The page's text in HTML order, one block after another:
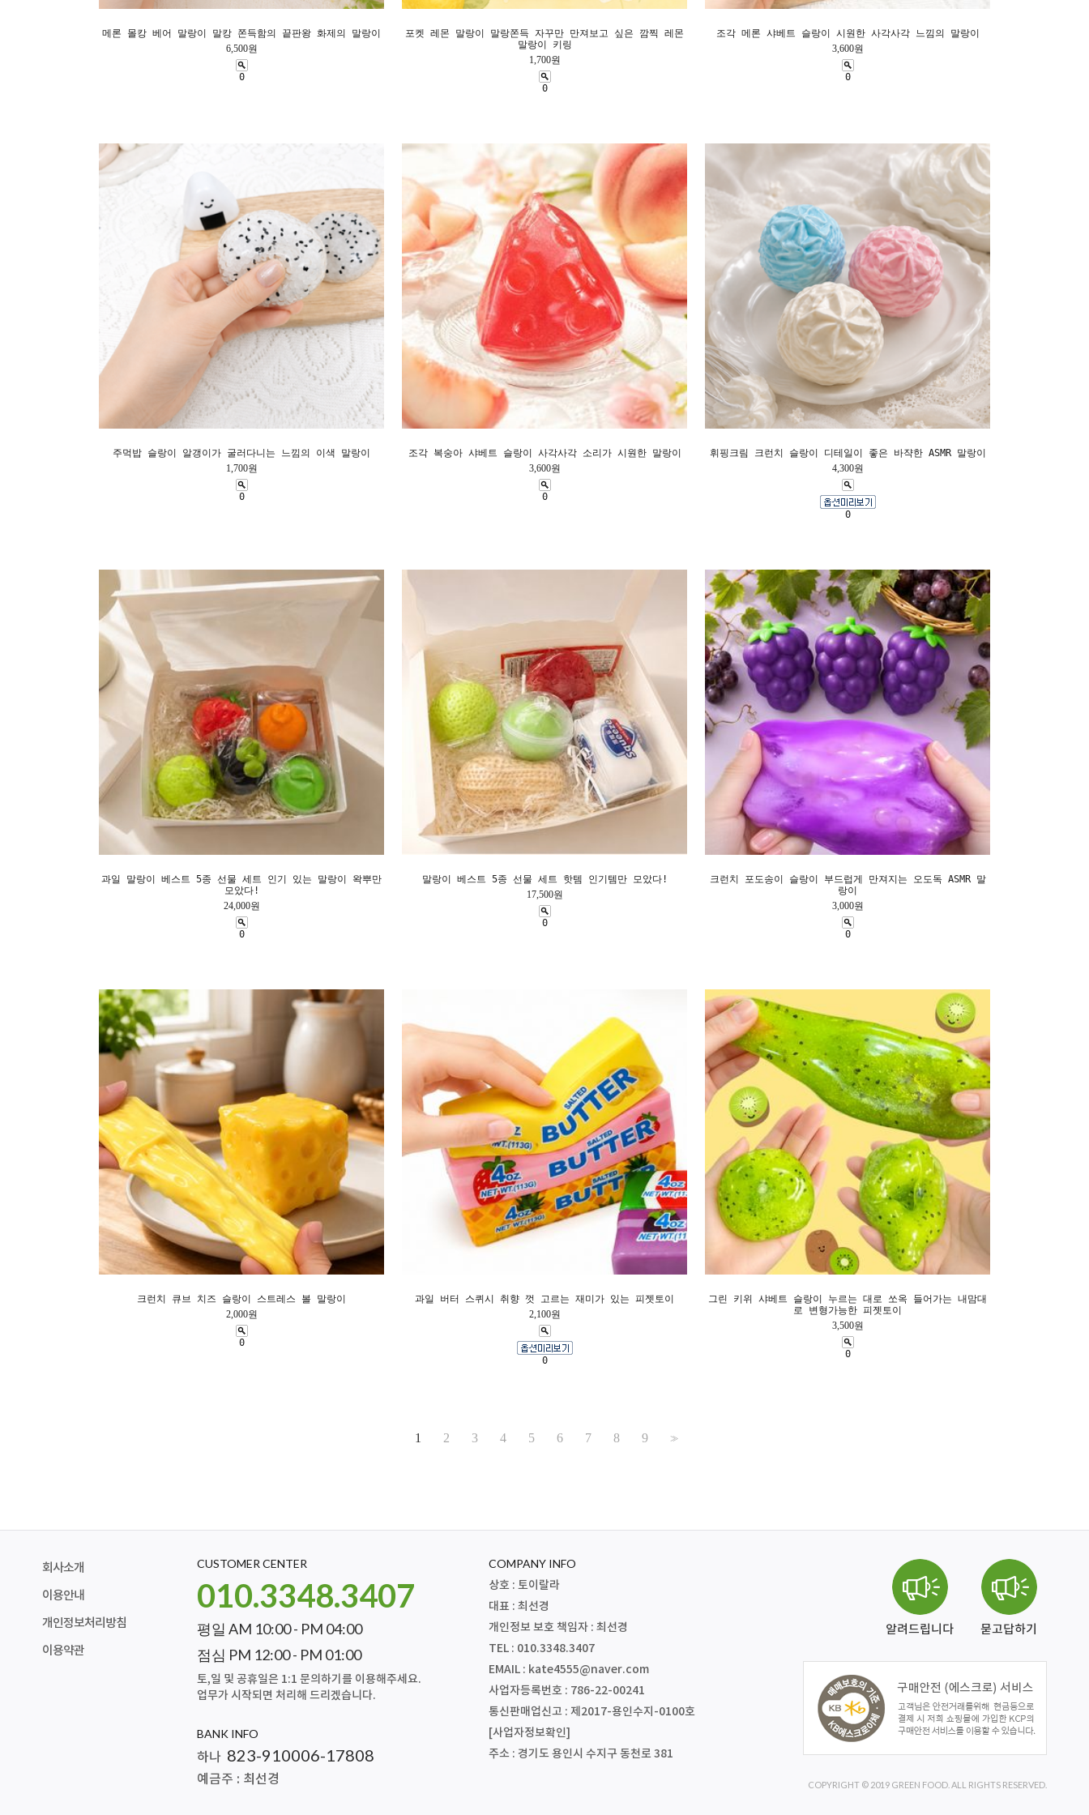
메론 몰캉 베어 말랑이 말캉 쫀득함의 끝판왕 화제의 말랑이
6,500원
0
포켓 레몬 말랑이 말랑쫀득 자꾸만 만져보고 싶은 깜찍 레몬
말랑이 키링
1,700원
0
조각 메론 샤베트 슬랑이 시원한 사각사각 느낌의 말랑이
3,600원
0
주먹밥 슬랑이 알갱이가 굴러다니는 느낌의 이색 말랑이
1,700원
0
조각 복숭아 샤베트 슬랑이 사각사각 소리가 시원한 말랑이
3,600원
0
휘핑크림 크런치 슬랑이 디테일이 좋은 바쟉한 ASMR 말랑이
4,300원
0
과일 말랑이 베스트 5종 선물 세트 인기 있는 말랑이 왁뿌만
모았다!
24,000원
0
말랑이 베스트 5종 선물 세트 핫템 인기템만 모았다!
17,500원
0
크런치 포도송이 슬랑이 부드럽게 만져지는 오도독 ASMR 말
랑이
3,000원
0
크런치 큐브 치즈 슬랑이 스트레스 볼 말랑이
2,000원
0
과일 버터 스퀴시 취향 껏 고르는 재미가 있는 피젯토이
2,100원
0
그린 키위 샤베트 슬랑이 누르는 대로 쏘옥 들어가는 내맘대
로 변형가능한 피젯토이
3,500원
0
1 2 3 4 5 6 7 8 9 >>
회사소개
이용안내
개인정보처리방침
이용약관
CUSTOMER CENTER
010.3348.3407
평일 AM 10:00 - PM 04:00
점심 PM 12:00 - PM 01:00
토,일 및 공휴일은 1:1 문의하기를 이용해주세요.
업무가 시작되면 처리해 드리겠습니다.
BANK INFO
하나 823-910006-17808
예금주 : 최선경
COMPANY INFO
상호 : 토이랄라
대표 : 최선경
개인정보 보호 책임자 : 최선경
TEL : 010.3348.3407
EMAIL : kate4555@naver.com
사업자등록번호 : 786-22-00241
통신판매업신고 : 제2017-용인수지-0100호
[사업자정보확인]
주소 : 경기도 용인시 수지구 동천로 381
알려드립니다 묻고답하기
COPYRIGHT © 2019 GREEN FOOD. ALL RIGHTS RESERVED.